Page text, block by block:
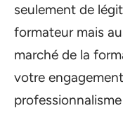
seulement de
formateur mais
marché de la
votre